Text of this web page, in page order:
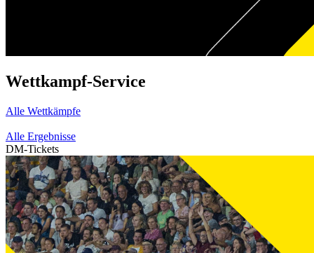
Wettkampf-Service
Alle Wettkämpfe
Alle Ergebnisse
DM-Tickets